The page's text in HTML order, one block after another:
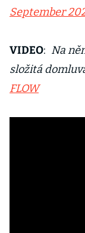
September
VIDEO: Na
složitá
FLOW